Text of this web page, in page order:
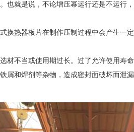
就是说，不论增压幂运行还是不运行
换热器板片在制作压制过程中会产生
材不当或使用期过长。过了允许使用
屑和焊剂等杂物，造成密封面破坏而泄漏